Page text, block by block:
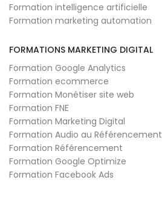
Formation intelligence artificielle
Formation marketing automation
FORMATIONS MARKETING DIGITAL
Formation Google Analytics
Formation ecommerce
Formation Monétiser site web
Formation FNE
Formation Marketing Digital
Formation Audio au Référencement
Formation Référencement
Formation Google Optimize
Formation Facebook Ads